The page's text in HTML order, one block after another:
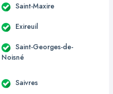
Saint-Maxire
Exireuil
Saint-Georges-de-
Noisné
Saivres